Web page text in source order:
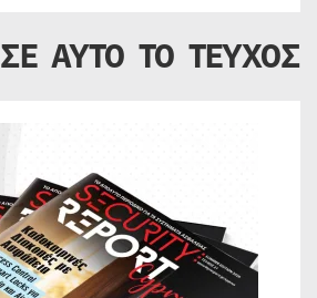
ΣΕ ΑΥΤΟ ΤΟ ΤΕΥΧΟΣ